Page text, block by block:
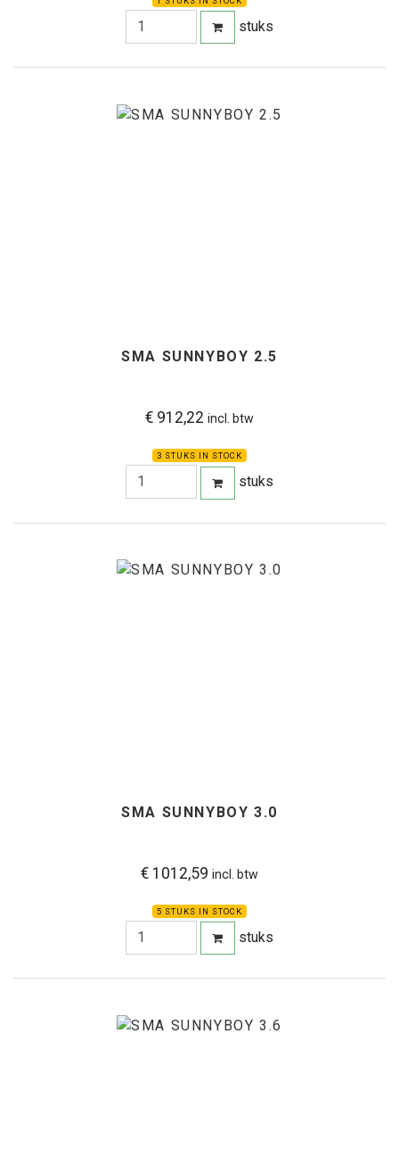
stuks
SMA SUNNYBOY 2.5
€ 912,22 incl. btw
3 STUKS IN STOCK
stuks
SMA SUNNYBOY 3.0
€ 1012,59 incl. btw
5 STUKS IN STOCK
stuks